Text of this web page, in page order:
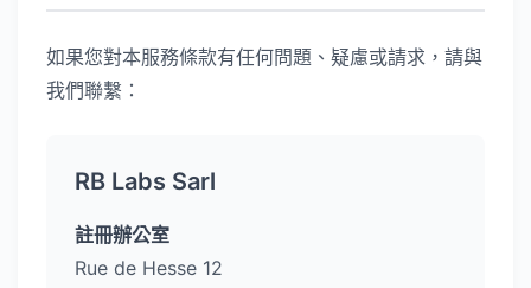
如果您對本服務條款有任何問題、疑慮或請求，請與
我們聯繫：
RB Labs Sarl
註冊辦公室
Rue de Hesse 12